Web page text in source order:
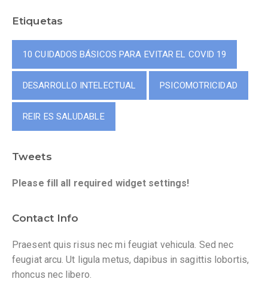
Etiquetas
10 CUIDADOS BÁSICOS PARA EVITAR EL COVID 19
DESARROLLO INTELECTUAL PSICOMOTRICIDAD
REIR ES SALUDABLE
Tweets
Please fill all required widget settings!
Contact Info
Praesent quis risus nec mi feugiat vehicula. Sed nec
feugiat arcu. Ut ligula metus, dapibus in sagittis lobortis,
rhoncus nec libero.